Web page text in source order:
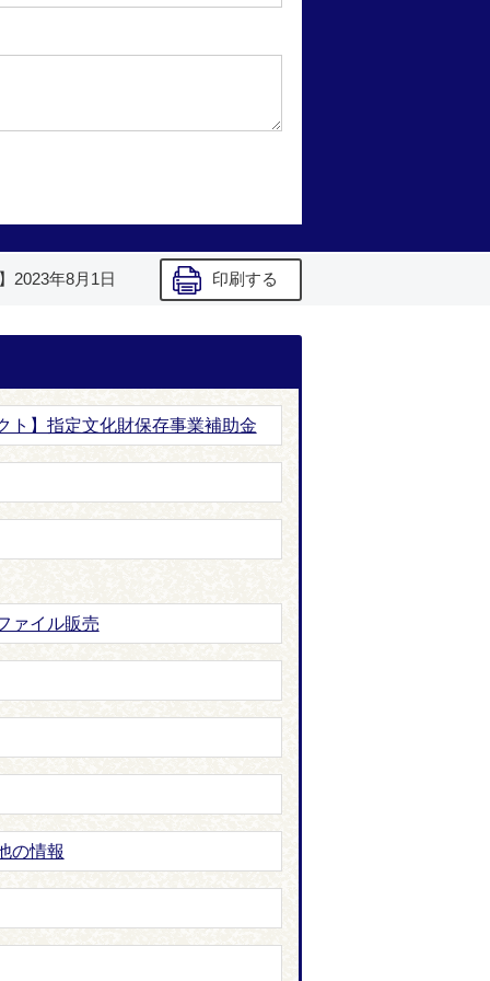
2023年8月1日 印刷する
ト】指定文化財保存事業補助金
ァイル販売
の情報